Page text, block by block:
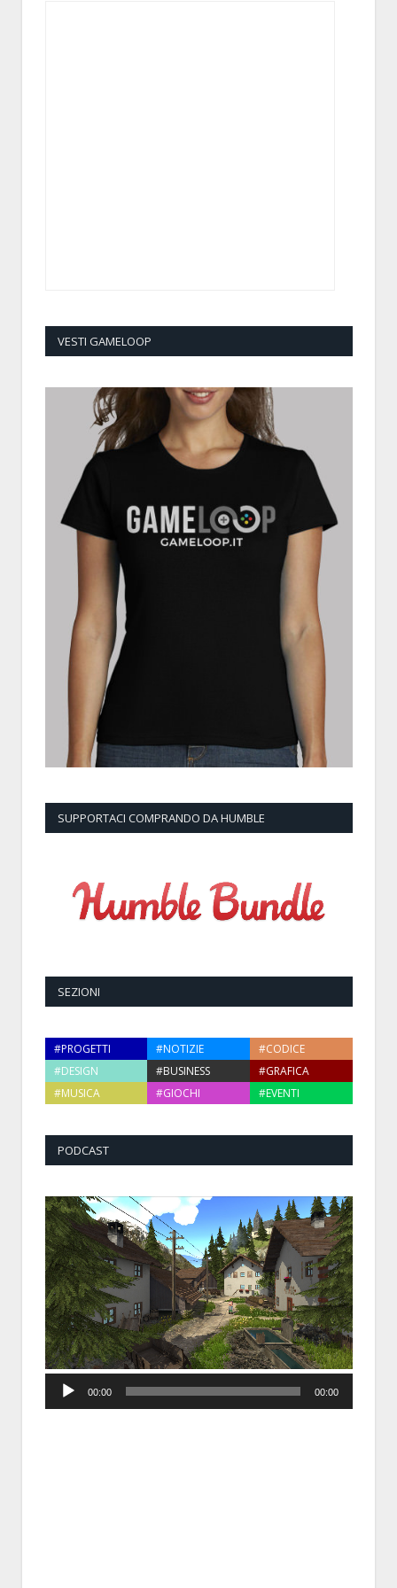
VESTI GAMELOOP
SUPPORTACI COMPRANDO DA HUMBLE
SEZIONI
#PROGETTI #NOTIZIE
#CODICE
#DESIGN
#BUSINESS
#GRAFICA
#MUSICA
#GIOCHI #EVENTI
PODCAST
Player
00:00 00:00